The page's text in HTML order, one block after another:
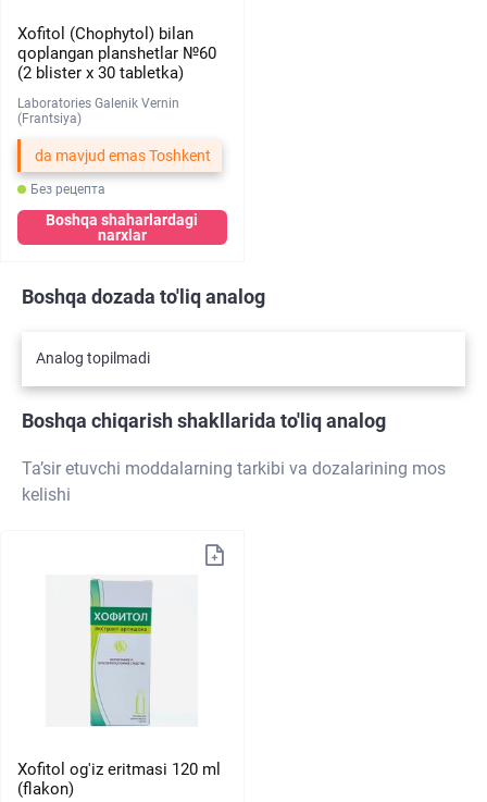
Xofitol (Chophytol) bilan
qoplangan planshetlar №60
(2 blister х 30 tabletka)
Laboratories Galenik Vernin
(Frantsiya)
da mavjud emas Toshkent
Без рецепта
Boshqa shaharlardagi
narxlar
Boshqa dozada to'liq analog
Analog topilmadi
Boshqa chiqarish shakllarida to'liq analog
Ta’sir etuvchi moddalarning tarkibi va dozalarining mos
kelishi
Xofitol og'iz eritmasi 120 ml
(flakon)